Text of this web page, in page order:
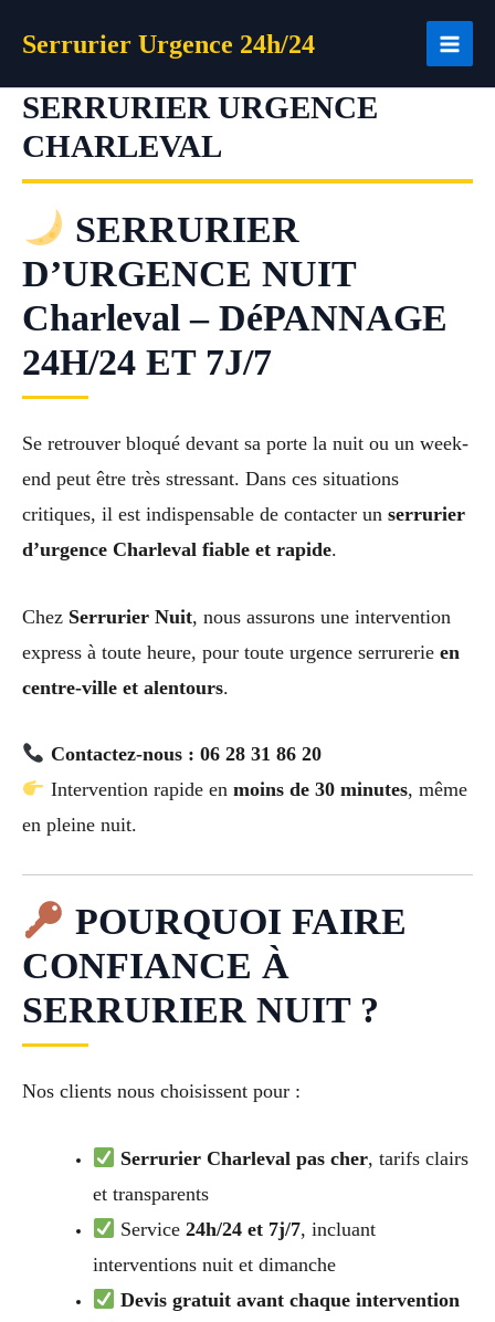
Serrurier Urgence 24h/24
SERRURIER URGENCE
CHARLEVAL
SERRURIER
D’URGENCE NUIT
Charleval – DéPANNAGE
24H/24 ET 7J/7
Se retrouver bloqué devant sa porte la nuit ou un week-
end peut être très stressant. Dans ces situations
critiques, il est indispensable de contacter un serrurier
d’urgence Charleval fiable et rapide.
Chez Serrurier Nuit, nous assurons une intervention
express à toute heure, pour toute urgence serrurerie en
centre-ville et alentours.
Contactez-nous : 06 28 31 86 20
Intervention rapide en moins de 30 minutes, même
en pleine nuit.
POURQUOI FAIRE
CONFIANCE À
SERRURIER NUIT ?
Nos clients nous choisissent pour :
Serrurier Charleval pas cher, tarifs clairs
et transparents
Service24h/24 et 7j/7, incluant
interventions nuit et dimanche
Devis gratuit avant chaque intervention